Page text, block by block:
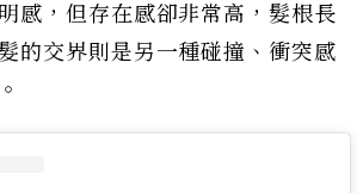
感，但存在感卻非常高，髮根長
的交界則是另一種碰撞、衝突感